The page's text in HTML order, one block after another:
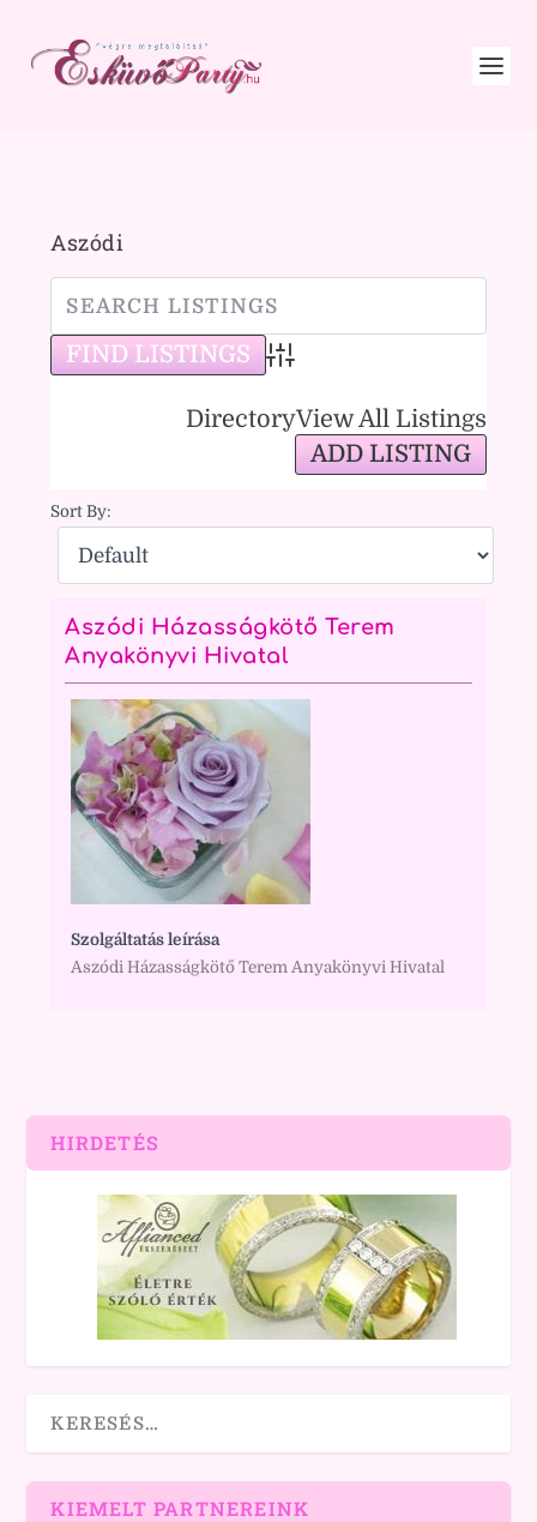
Aszódi
Advanced Search
DirectoryView All Listings
ADD LISTING
Sort By:
Aszódi Házasságkötő Terem
Anyakönyvi Hivatal
Szolgáltatás leírása
Aszódi Házasságkötő Terem Anyakönyvi Hivatal
HIRDETÉS
KIEMELT PARTNEREINK